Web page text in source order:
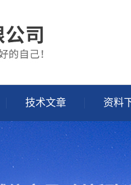
技术文章 资料